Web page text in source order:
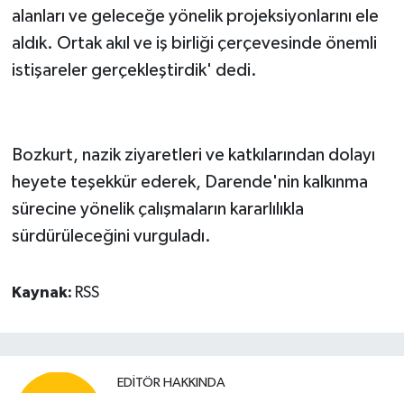
alanları ve geleceğe yönelik projeksiyonlarını ele
aldık. Ortak akıl ve iş birliği çerçevesinde önemli
istişareler gerçekleştirdik' dedi.
Bozkurt, nazik ziyaretleri ve katkılarından dolayı
heyete teşekkür ederek, Darende'nin kalkınma
sürecine yönelik çalışmaların kararlılıkla
sürdürüleceğini vurguladı.
Kaynak: RSS
EDITÖR HAKKINDA